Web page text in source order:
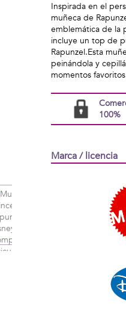
Inspirada en el
muñeca de
emblemática de la
incluye un top de
Rapunzel.Esta
peinándola y
momentos
100%
Marca / licencia